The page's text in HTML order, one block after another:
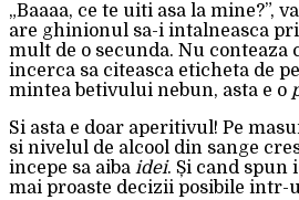
„Baaaa, ce te uiti asa la mine?”,
are ghinionul sa-i intalneasca
mult de o secunda. Nu conteaza
incerca sa citeasca eticheta de
mintea betivului nebun, asta e o
Si asta e doar aperitivul! Pe
si nivelul de alcool din sange
incepe sa aiba idei. Și cand spun
mai proaste decizii posibile intr-